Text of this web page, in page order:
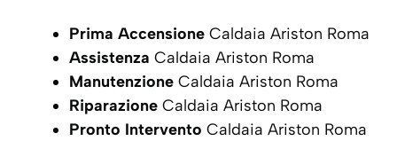
Prima Accensione Caldaia Ariston Roma
Assistenza Caldaia Ariston Roma
Manutenzione Caldaia Ariston Roma
Riparazione Caldaia Ariston Roma
Pronto Intervento Caldaia Ariston Roma